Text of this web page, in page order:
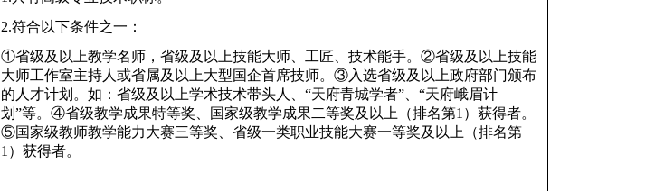
2.符合以下条件之一：
①省级及以上教学名师，省级及以上技能大师、工匠、技术能手。②省级及以上技能
大师工作室主持人或省属及以上大型国企首席技师。③入选省级及以上政府部门颁布
的人才计划。如：省级及以上学术技术带头人、“天府青城学者”、“天府峨眉计
划”等。 ④省级教学成果特等奖、国家级教学成果二等奖及以上（排名第1）获得者。
⑤国家级教师教学能力大赛三等奖、省级一类职业技能大赛一等奖及以上（排名第
1）获得者。